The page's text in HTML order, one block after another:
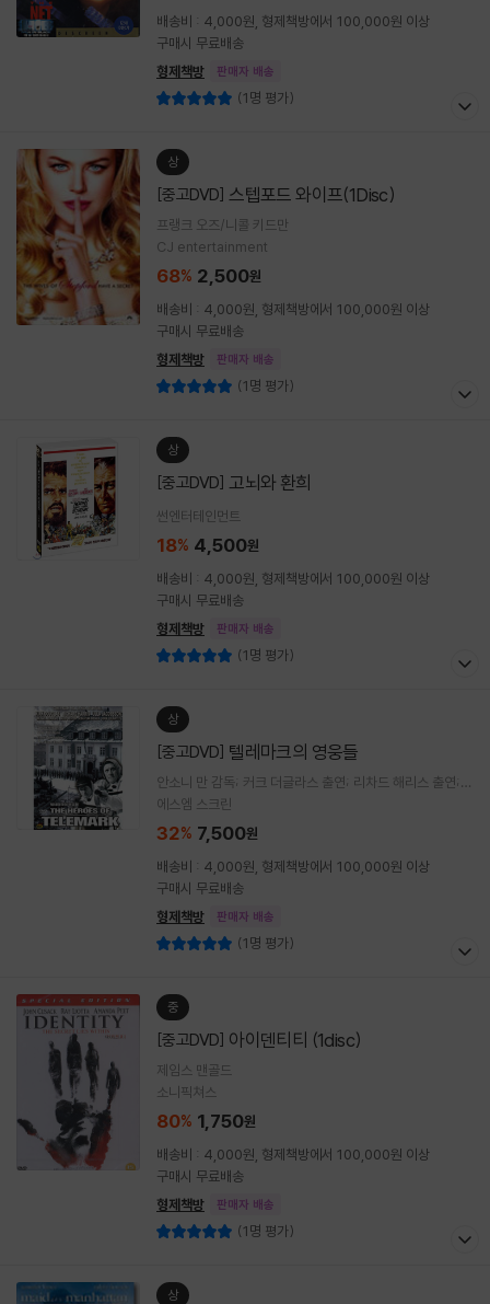
배송비 : 4,000원, 형제책방에서 100,000원 이상
구매시 무료배송
형제책방
판매자 배송
(1명 평가)
상
[중고DVD] 스텝포드 와이프(1Disc)
프랭크 오즈/니콜 키드만
CJ entertainment
68% 2,500원
배송비 : 4,000원, 형제책방에서 100,000원 이상
구매시 무료배송
형제책방
판매자 배송
(1명 평가)
상
[중고DVD] 고뇌와 환희
썬엔터테인먼트
18% 4,500원
배송비 : 4,000원, 형제책방에서 100,000원 이상
구매시 무료배송
형제책방
판매자 배송
(1명 평가)
상
[중고DVD] 텔레마크의 영웅들
안소니 만 감독; 커크 더글라스 출연; 리차드 해리스 출연;
울라 제이콥슨 출연;
에스엠 스크린
32% 7,500원
배송비 : 4,000원, 형제책방에서 100,000원 이상
구매시 무료배송
형제책방
판매자 배송
(1명 평가)
중
[중고DVD] 아이덴티티 (1disc)
제임스 맨골드
소니픽쳐스
80% 1,750원
배송비 : 4,000원, 형제책방에서 100,000원 이상
구매시 무료배송
형제책방
판매자 배송
(1명 평가)
상